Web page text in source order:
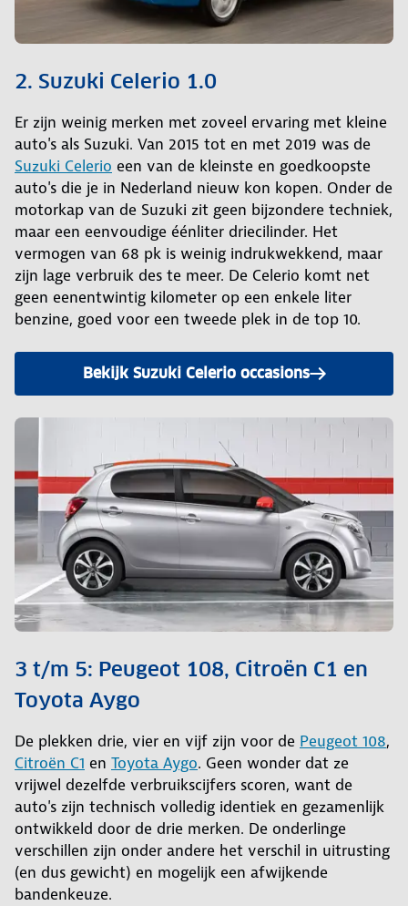
2. Suzuki Celerio 1.0
Er zijn weinig merken met zoveel ervaring met kleine
auto's als Suzuki. Van 2015 tot en met 2019 was de
Suzuki Celerio een van de kleinste en goedkoopste
auto's die je in Nederland nieuw kon kopen. Onder de
motorkap van de Suzuki zit geen bijzondere techniek,
maar een eenvoudige éénliter driecilinder. Het
vermogen van 68 pk is weinig indrukwekkend, maar
zijn lage verbruik des te meer. De Celerio komt net
geen eenentwintig kilometer op een enkele liter
benzine, goed voor een tweede plek in de top 10.
Bekijk Suzuki Celerio occasions
3 t/m 5: Peugeot 108, Citroën C1 en
Toyota Aygo
De plekken drie, vier en vijf zijn voor de Peugeot 108,
Citroën C1 en Toyota Aygo. Geen wonder dat ze
vrijwel dezelfde verbruikscijfers scoren, want de
auto's zijn technisch volledig identiek en gezamenlijk
ontwikkeld door de drie merken. De onderlinge
verschillen zijn onder andere het verschil in uitrusting
(en dus gewicht) en mogelijk een afwijkende
bandenkeuze.